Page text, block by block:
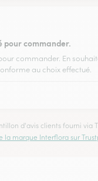
commander.
commander. En
au choix effectué.
d'avis clients fourni via
la marque Interflora sur